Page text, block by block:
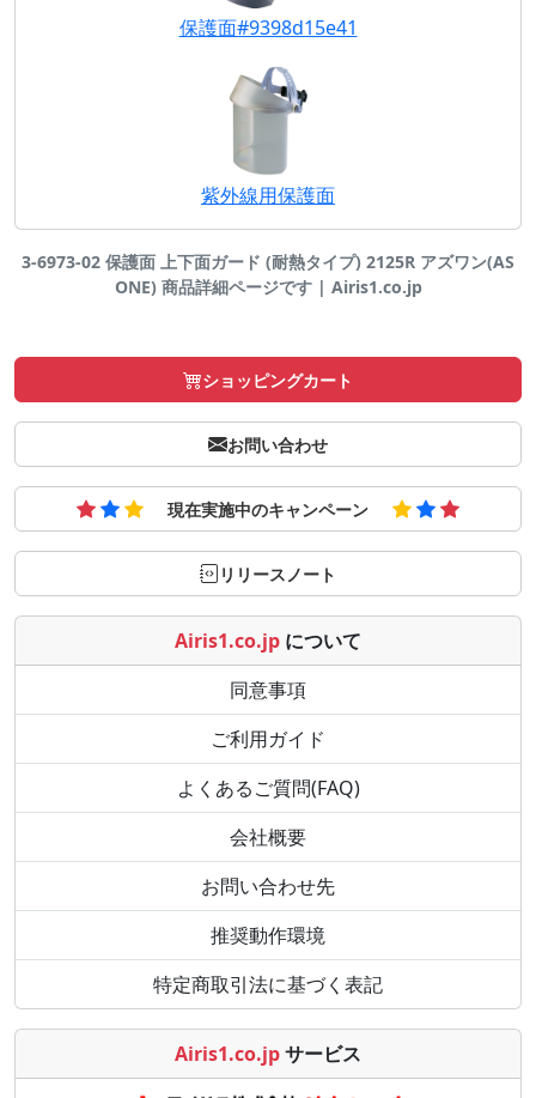
保護面#9398d15e41
紫外線用保護面
3-6973-02 保護面 上下面ガード (耐熱タイプ) 2125R アズワン(AS
ONE) 商品詳細ページです | Airis1.co.jp
ショッピングカート
お問い合わせ
現在実施中のキャンペーン
リリースノート
Airis1.co.jp について
同意事項
ご利用ガイド
よくあるご質問(FAQ)
会社概要
お問い合わせ先
推奨動作環境
特定商取引法に基づく表記
Airis1.co.jpサービス